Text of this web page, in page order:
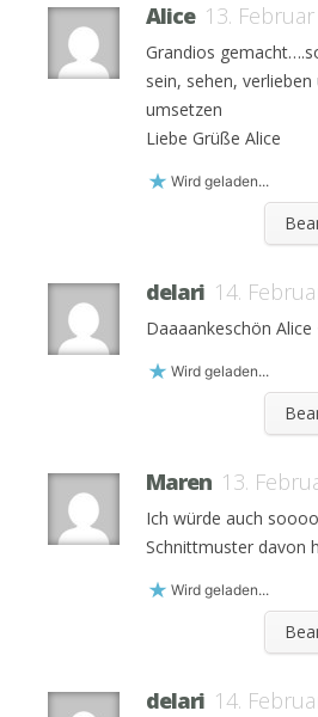
Alice 13.
Grandios
sein, sehen, verlieben
umsetzen
Liebe Grüße Alice
Wird geladen...
delari 14.
Daaaankeschön Alice
Wird geladen...
Maren 13.
Ich würde auch
Schnittmuster davon
Wird geladen...
delari 14.